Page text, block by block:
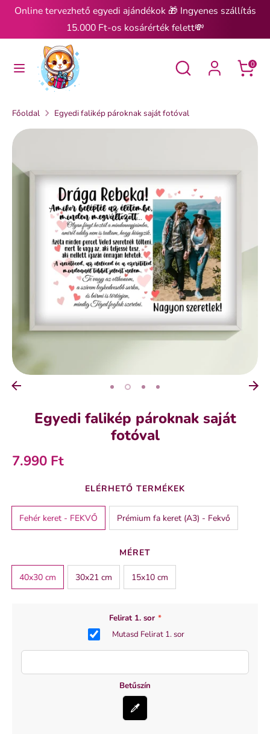
Ugrás
tartalomra
Online tervezhető egyedi ajándékok 🎁 Ingyenes szállítás
15.000 Ft-os kosárérték felett💸
Keresés
Keresés 0
KeresésKeresés
Főoldal Egyedi falikép pároknak saját fotóval
Egyedi falikép pároknak saját
fotóval
7.990 Ft
ELÉRHETŐ TERMÉKEK
Fehér keret - FEKVŐ Prémium fa keret (A3) - Fekvő
fehér
MÉRET
40x30 cm 30x21 cm 15x10 cm
Felirat 1. sor *
Mutasd Felirat 1. sor
Betűszín